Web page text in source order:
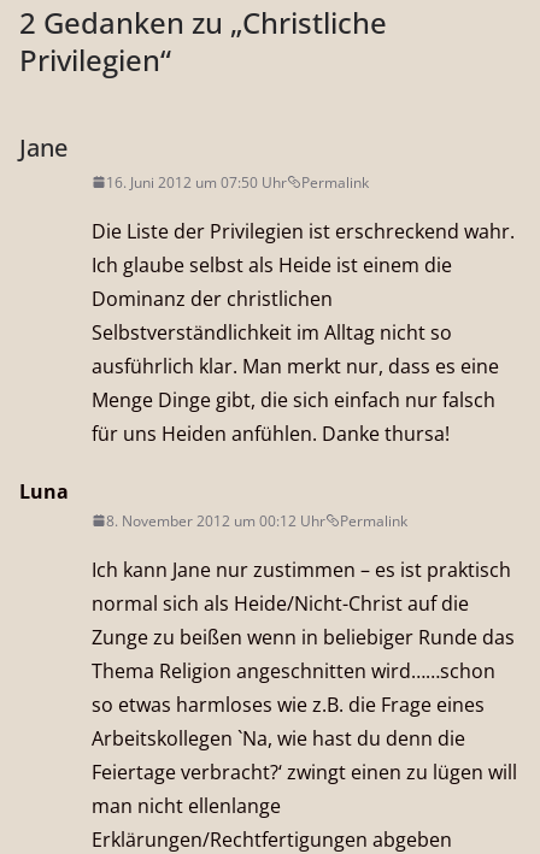
2 Gedanken zu „Christliche
Privilegien“
Jane
16. Juni 2012 um 07:50 Uhr Permalink
Die Liste der Privilegien ist erschreckend wahr.
Ich glaube selbst als Heide ist einem die
Dominanz der christlichen
Selbstverständlichkeit im Alltag nicht so
ausführlich klar. Man merkt nur, dass es eine
Menge Dinge gibt, die sich einfach nur falsch
für uns Heiden anfühlen. Danke thursa!
Luna
8. November 2012 um 00:12 Uhr Permalink
Ich kann Jane nur zustimmen – es ist praktisch
normal sich als Heide/Nicht-Christ auf die
Zunge zu beißen wenn in beliebiger Runde das
Thema Religion angeschnitten wird……schon
so etwas harmloses wie z.B. die Frage eines
Arbeitskollegen `Na, wie hast du denn die
Feiertage verbracht?‘ zwingt einen zu lügen will
man nicht ellenlange
Erklärungen/Rechtfertigungen abgeben